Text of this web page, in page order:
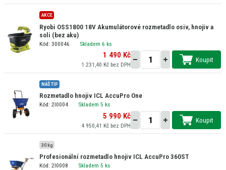
AKCE
Ryobi OSS1800 18V Akumulátorové rozmetadlo osiv, hnojiv a
soli (bez aku)
Kód: 300046 Skladem 6 ks
1 490 Kč
1 231,40 Kč bez DPH
Koupit
NÁŠ TIP
Rozmetadlo hnojiv ICL AccuPro One
Kód: 2I0004 Skladem 5 ks
5 990 Kč
4 950,41 Kč bez DPH
Koupit
30 kg
Profesionální rozmetadlo hnojiv ICL AccuPro 360ST
Kód: 2I0008 Skladem 5 ks